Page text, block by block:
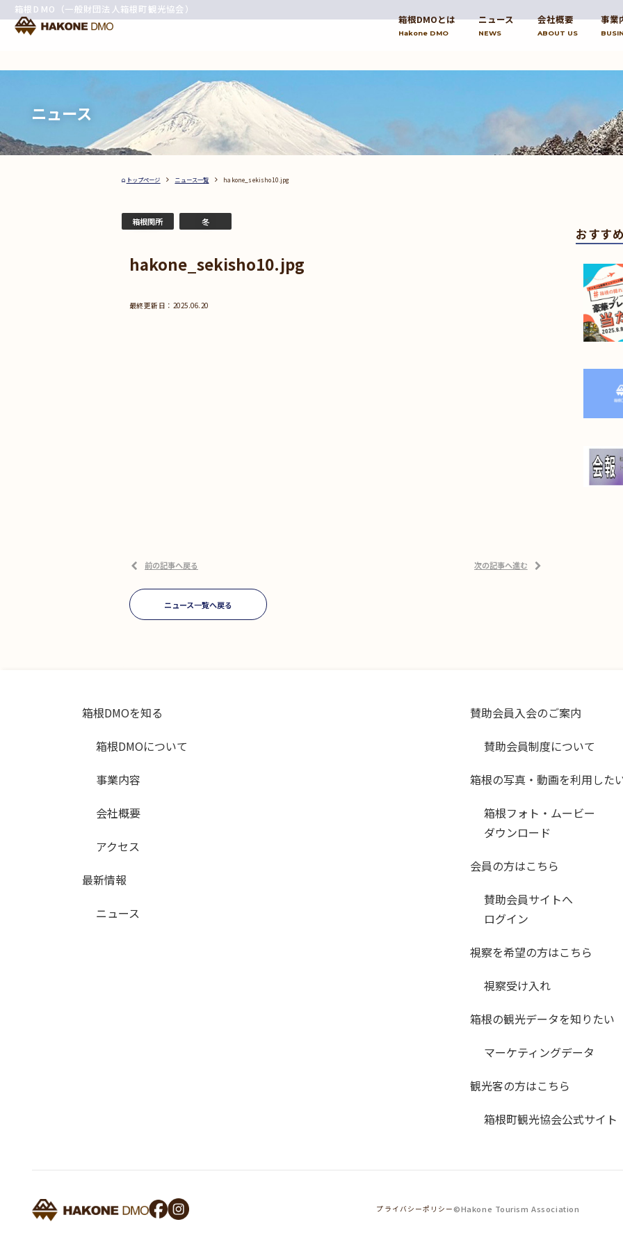
箱根DMO（一般財団法人箱根町観光協会）
箱根DMOとは
Hakone DMO
ニュース
NEWS
会社概要
ABOUT US
事業
ニュース
トップページ ニュース一覧 hakone_sekisho10.jpg
箱根関所 冬
hakone_sekisho10.jpg
2025.06.20
おすす
前の記事へ戻る 次の記事へ進む
ニュース一覧へ戻る
箱根DMOを知る
箱根DMOについて
事業内容
会社概要
アクセス
最新情報
ニュース
賛助会員入会のご案内
賛助会員制度について
箱根の写真・動画を利用した
箱根フォト・ムービー
ダウンロード
会員の方はこちら
賛助会員サイトへ
ログイン
視察を希望の方はこちら
視察受け入れ
箱根の観光データを知りたい
マーケティングデータ
観光客の方はこちら
箱根町観光協会公式サイト
プライバシーポリシー©Hakone Tourism Association